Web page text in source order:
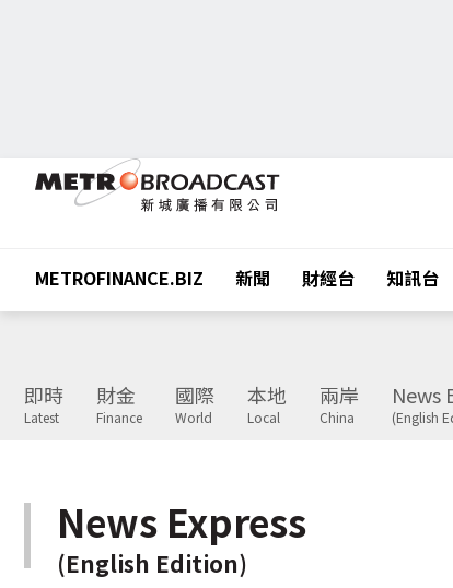
METROFINANCE.BIZ 新聞 財經台 知訊台
即時
Latest
財金
Finance
國際
World
本地
Local
兩岸
China
News
(English
News Express
(English Edition)